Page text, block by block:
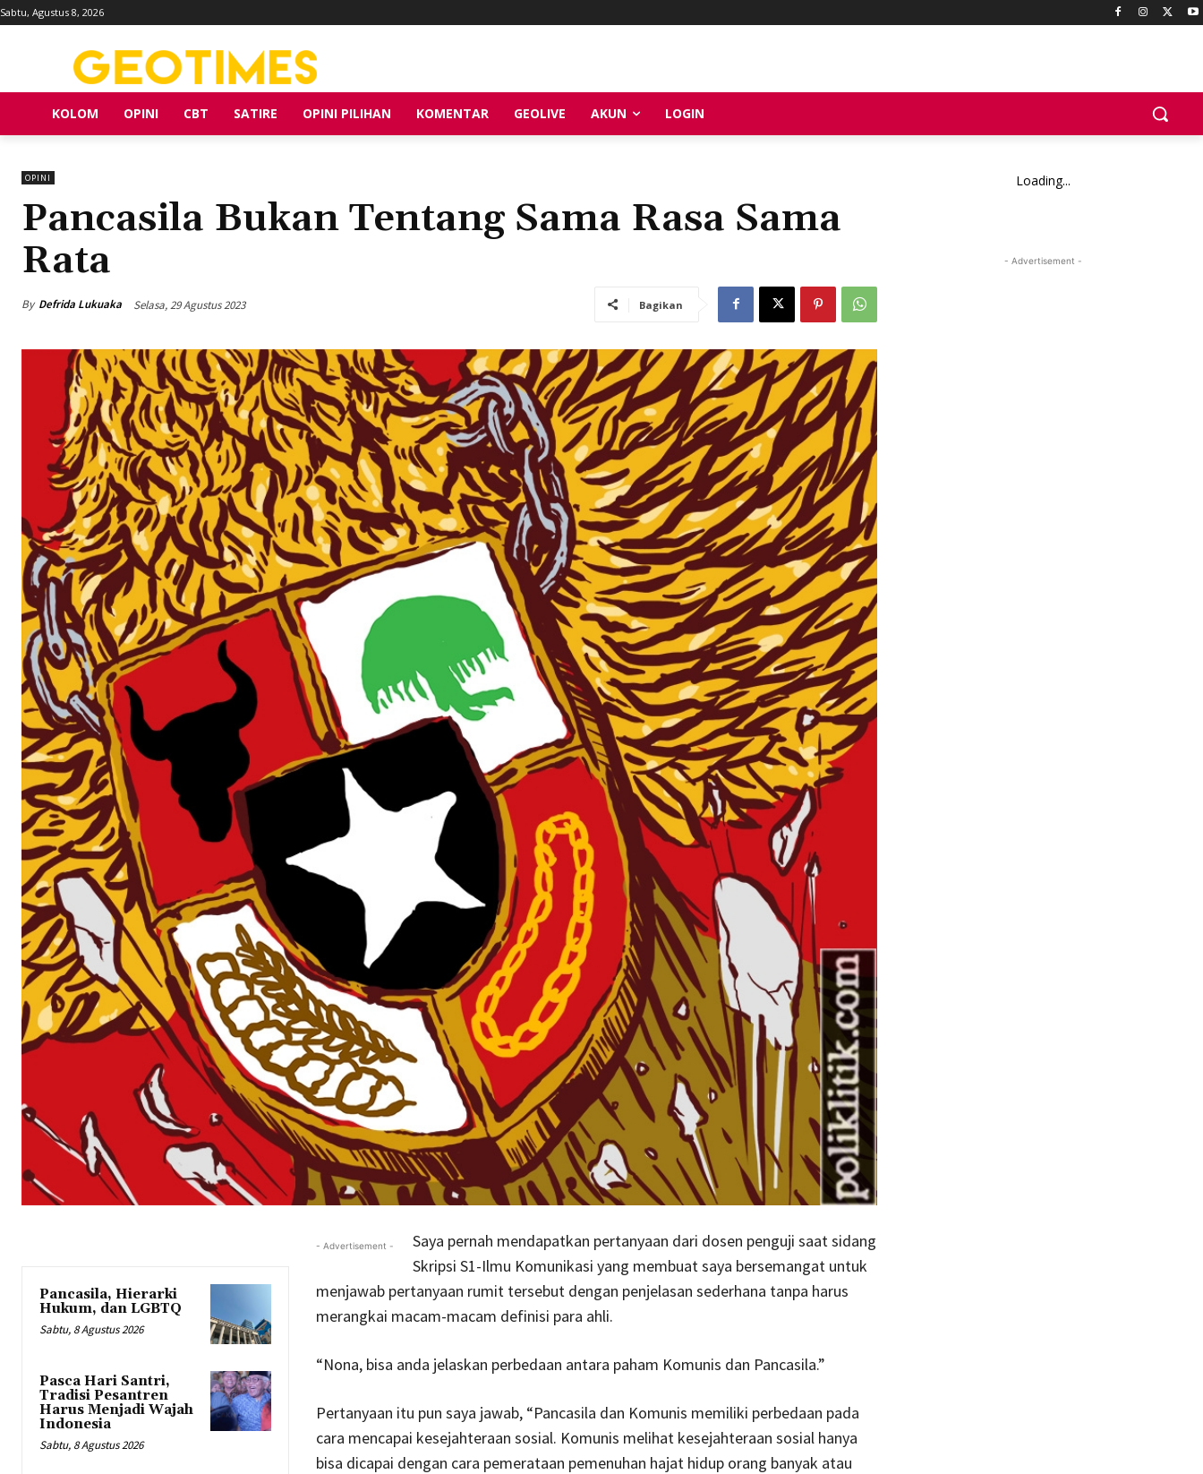
Sabtu, Agustus 8, 2026
KOLOM OPINI CBT SATIRE OPINI PILIHAN KOMENTAR GEOLIVE AKUN LOGIN
OPINI
Pancasila Bukan Tentang Sama Rasa Sama
Rata
By Defrida Lukuaka Selasa, 29 Agustus 2023 Bagikan
Pancasila, Hierarki
Hukum, dan LGBTQ
Sabtu, 8 Agustus 2026
Pasca Hari Santri,
Tradisi Pesantren
Harus Menjadi Wajah
Indonesia
Sabtu, 8 Agustus 2026
- Advertisement -
Saya pernah mendapatkan pertanyaan dari dosen penguji saat sidang
Skripsi S1-Ilmu Komunikasi yang membuat saya bersemangat untuk
menjawab pertanyaan rumit tersebut dengan penjelasan sederhana tanpa harus
merangkai macam-macam definisi para ahli.
“Nona, bisa anda jelaskan perbedaan antara paham Komunis dan Pancasila.”
Pertanyaan itu pun saya jawab, “Pancasila dan Komunis memiliki perbedaan pada
cara mencapai kesejahteraan sosial. Komunis melihat kesejahteraan sosial hanya
bisa dicapai dengan cara pemerataan pemenuhan hajat hidup orang banyak atau
Loading...
- Advertisement -